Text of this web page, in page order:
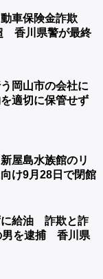
動車保険金詐欺
香川県警が最終
岡山市の会社に
適切に保管せず
屋島水族館のリ
け9月28日で閉館
に給油 詐欺と詐
男を逮捕 香川県